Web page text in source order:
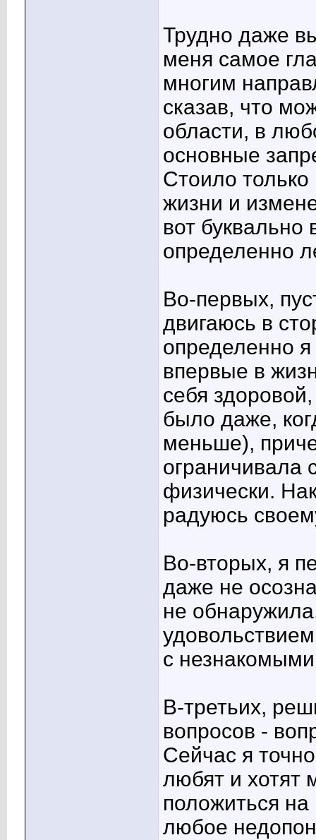
Трудно даже
меня самое
многим
сказав, что
области, в
основные
Стоило
жизни и
вот
определенно
Во-первых,
двигаюсь в
определенно я
впервые в
себя
было даже,
меньше),
ограничивала
физически.
радуюсь
Во-вторых, я
даже не
не
с
В-третьих,
вопросов -
Сейчас я
любят и хотят
положиться
любое